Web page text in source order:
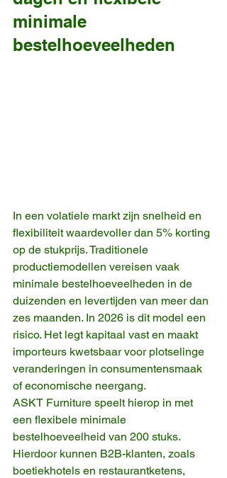
minimale
bestelhoeveelheden
In een volatiele markt zijn snelheid en
flexibiliteit waardevoller dan 5% korting
op de stukprijs. Traditionele
productiemodellen vereisen vaak
minimale bestelhoeveelheden in de
duizenden en levertijden van meer dan
zes maanden. In 2026 is dit model een
risico. Het legt kapitaal vast en maakt
importeurs kwetsbaar voor plotselinge
veranderingen in consumentensmaak
of economische neergang.
ASKT Furniture speelt hierop in met
een flexibele minimale
bestelhoeveelheid van 200 stuks.
Hierdoor kunnen B2B-klanten, zoals
boetiekhotels en restaurantketens,